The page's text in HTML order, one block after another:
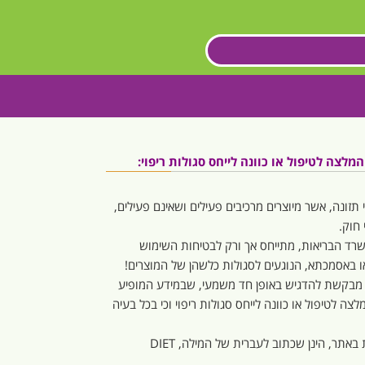
לטיפול או כוונה לייחס סגולות ריפוי:
אשר מיוצרים מרכיבים פעילים ושאינם פעילים,
חוק.
הבריאות, מתייחס אך ורק לבטיחות השימוש
באסמכתא, הנוגעים לסגולות כלשהן של המוצרים!
להדגיש באופן חד משמעי, שבמידע המופיע
לטיפול או כוונה לייחס סגולות ריפוי וכי בכל בעיה
המילה “דיאט” או “דיאטה”, המופיעות באתר, הינן שכתוב לעברית של המילה, DIET